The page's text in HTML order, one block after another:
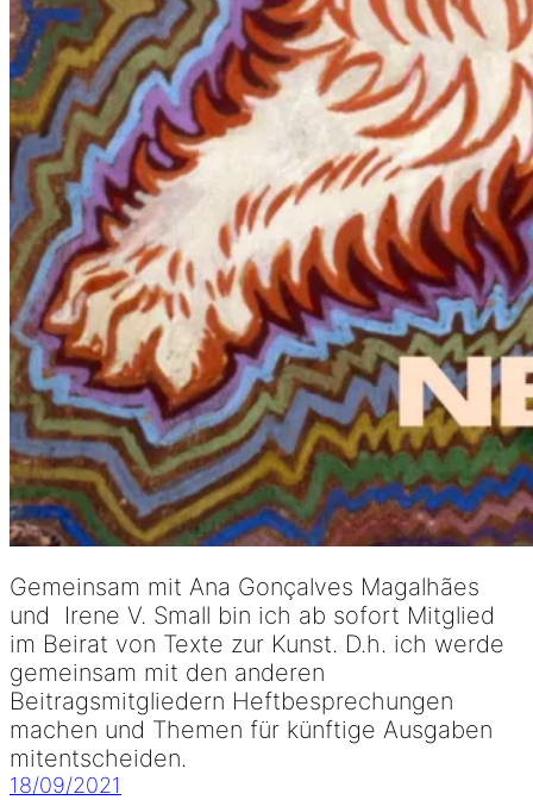
Gemeinsam mit Ana Gonçalves Magalhães
und Irene V. Small bin ich ab sofort Mitglied
im Beirat von Texte zur Kunst. D.h. ich werde
gemeinsam mit den anderen
Beitragsmitgliedern Heftbesprechungen
machen und Themen für künftige Ausgaben
mitentscheiden.
18/09/2021